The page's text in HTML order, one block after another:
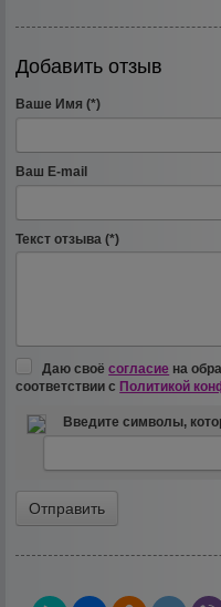
Добавить отзыв
Ваше Имя (*)
Ваш E-mail
Текст отзыва (*)
Даю своёсогласие на
соответствии с Политикой
Введите символы,